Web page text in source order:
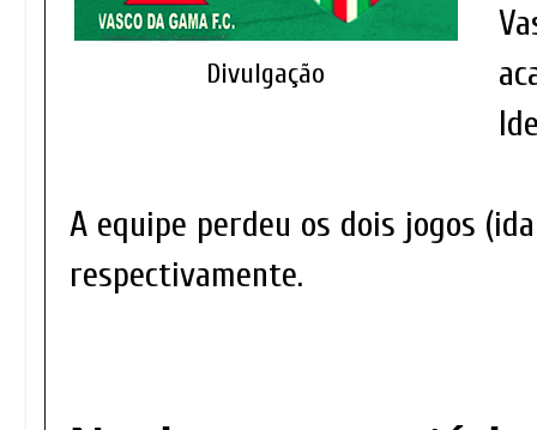
Divulgação
A equipe perdeu os dois jogos
respectivamente.